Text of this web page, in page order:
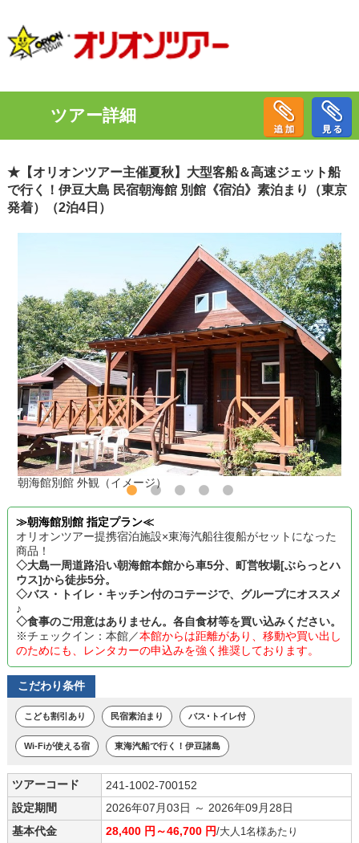
ツアー詳細
★【オリオンツアー主催夏秋】大型客船＆高速ジェット船
で行く！伊豆大島 民宿朝海館 別館《宿泊》素泊まり（東京
発着）（2泊4日）
朝海館別館 外観（イメージ）
≫朝海館別館 指定プラン≪
オリオンツアー提携宿泊施設×東海汽船往復船がセットになった
商品！
◇大島一周道路沿い朝海館本館から車5分、町営牧場[ぶらっとハ
ウス]から徒歩5分。
◇バス・トイレ・キッチン付のコテージで、グループにオススメ
♪
◇食事のご用意はありません。各自食材等を買い込みください。
※チェックイン：本館／本館からは距離があり、移動や買い出し
のためにも、レンタカーの申込みを強く推奨しております。
こだわり条件
こども割引あり 民宿素泊まり バス･トイレ付
Wi-Fiが使える宿 東海汽船で行く！伊豆諸島
ツアーコード
241-1002-700152
設定期間
2026年07月03日 ～ 2026年09月28日
基本代金
28,400 円～46,700 円/大人1名様あたり